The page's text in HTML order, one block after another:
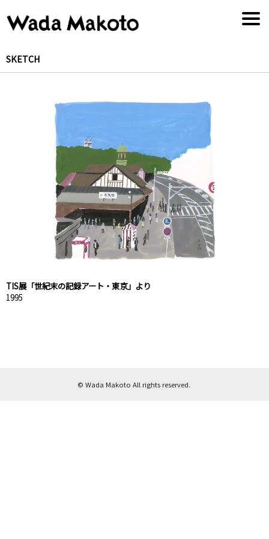
SKETCH
TIS展「世紀末の記録アート・東京」より
1995
© Wada Makoto All rights reserved.